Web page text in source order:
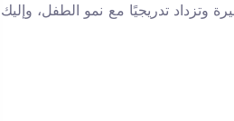
وتزداد تدريجيًا مع نمو الطفل، وإليك